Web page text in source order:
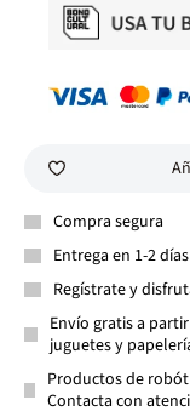
Compra segura
Entrega en 1-2
Regístrate y
Envío gratis a
juguetes y
Productos de
Contacta con